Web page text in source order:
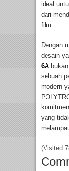
ideal
dari
film.
Dengan
desain
6A
sebuah
modern
yang
(Visited